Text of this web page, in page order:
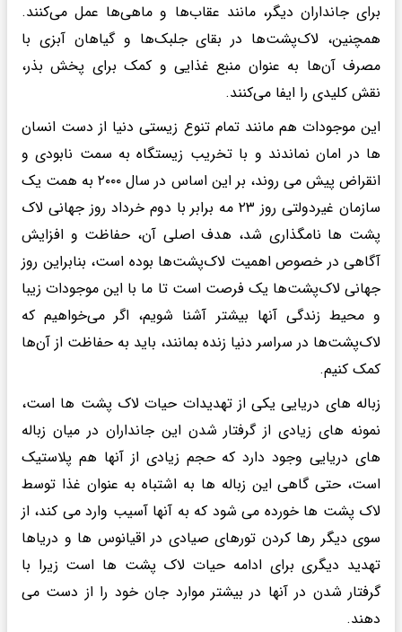
برای جانداران دیگر، مانند عقاب‌ها و ماهی‌ها عمل می‌کنند.
همچنین، لاک‌پشت‌ها در بقای جلبک‌ها و گیاهان آبزی با
مصرف آن‌ها به عنوان منبع غذایی و کمک برای پخش بذر،
نقش کلیدی را ایفا می‌کنند.
این موجودات هم مانند تمام تنوع زیستی دنیا از دست انسان
ها در امان نماندند و با تخریب زیستگاه به سمت نابودی و
انقراض پیش می روند، بر این اساس در سال ۲۰۰۰ به همت یک
سازمان غیردولتی روز ۲۳ مه برابر با دوم خرداد روز جهانی لاک
پشت ها نامگذاری شد، هدف اصلی آن، حفاظت و افزایش
آگاهی در خصوص اهمیت لاک‌پشت‌ها بوده است، بنابراین روز
جهانی لاک‌پشت‌ها یک فرصت است تا ما با این موجودات زیبا
و محیط زندگی آنها بیشتر آشنا شویم، اگر می‌خواهیم که
لاک‌پشت‌ها در سراسر دنیا زنده بمانند، باید به حفاظت از آن‌ها
کمک کنیم.
زباله های دریایی یکی از تهدیدات حیات لاک پشت ها است،
نمونه های زیادی از گرفتار شدن این جانداران در میان زباله
های دریایی وجود دارد که حجم زیادی از آنها هم پلاستیک
است، حتی گاهی این زباله ها به اشتباه به عنوان غذا توسط
لاک پشت ها خورده می شود که به آنها آسیب وارد می کند، از
سوی دیگر رها کردن تورهای صیادی در اقیانوس ها و دریاها
تهدید دیگری برای ادامه حیات لاک پشت ها است زیرا با
گرفتار شدن در آنها در بیشتر موارد جان خود را از دست می
دهند.